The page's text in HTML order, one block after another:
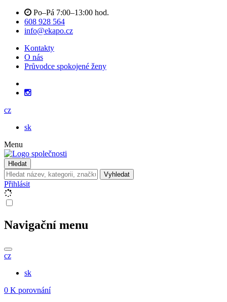
Po–Pá 7:00–13:00 hod.
608 928 564
info@ekapo.cz
Kontakty
O nás
Průvodce spokojené ženy
cz
sk
Menu
Hledat
Vyhledat
Přihlásit
Navigační menu
cz
sk
0 K porovnání